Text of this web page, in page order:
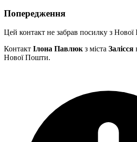
Попередження
Цей контакт не забрав посилку з
Контакт Ілона Павлюк з міста Залісся
Нової Пошти.